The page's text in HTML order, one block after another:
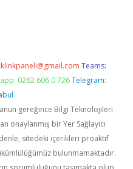
Teams:
0262 606 0 726 Telegram:
gereğince Bilgi Teknolojileri
onaylanmış bir Yer Sağlayıcı
sitedeki içerikleri proaktif
bulunmamaktadır.